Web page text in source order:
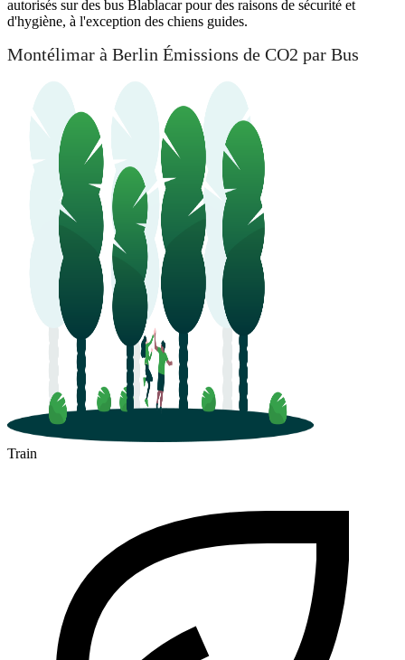
autorisés sur des bus Blablacar pour des raisons de sécurité et
d'hygiène, à l'exception des chiens guides.
Montélimar à Berlin Émissions de CO2 par Bus
Train